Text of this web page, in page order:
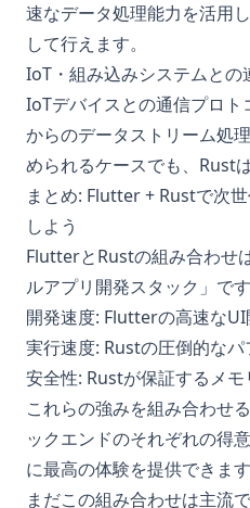
速なデータ処理能力を活用
して行えます。
IoT・組み込みシステムとの
IoTデバイスとの通信プロ
からのデータストリーム処
められるケースでも、Rust
まとめ: Flutter + Rustで次
しよう
FlutterとRustの組み合わせ
ルアプリ開発スタック」です
開発速度: Flutterの高速なUI
実行速度: Rustの圧倒的なパ
安全性: Rustが保証するメモ
これらの強みを組み合わせ
ックエンドのそれぞれの得
に最高の体験を提供できます
まだこの組み合わせは主流